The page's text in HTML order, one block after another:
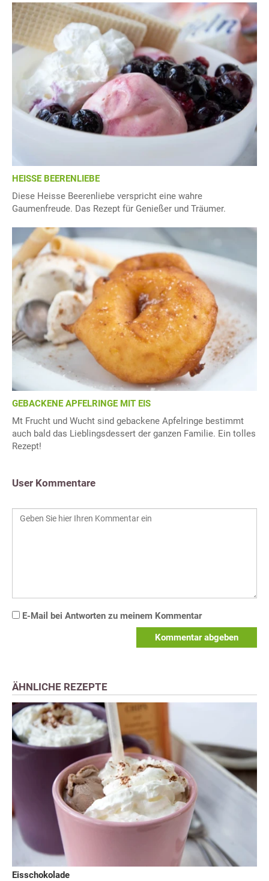
HEISSE BEERENLIEBE
Diese Heisse Beerenliebe verspricht eine wahre
Gaumenfreude. Das Rezept für Genießer und Träumer.
GEBACKENE APFELRINGE MIT EIS
Mt Frucht und Wucht sind gebackene Apfelringe bestimmt
auch bald das Lieblingsdessert der ganzen Familie. Ein tolles
Rezept!
User Kommentare
E-Mail bei Antworten zu meinem Kommentar
Kommentar abgeben
ÄHNLICHE REZEPTE
Eisschokolade